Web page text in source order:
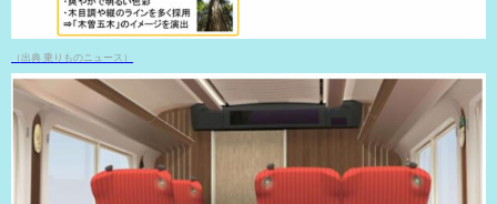
（出典 乗りものニュース）